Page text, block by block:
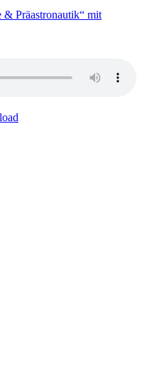
& Präastronautik“ mit